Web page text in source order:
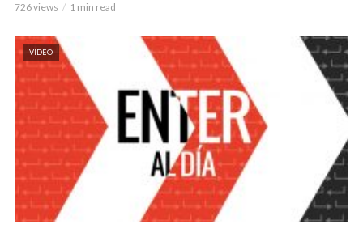
726 views 1 min read
VIDEO